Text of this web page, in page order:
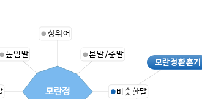
상위어
본말/준말
모란정환혼기
비슷한말
높임말
모란정